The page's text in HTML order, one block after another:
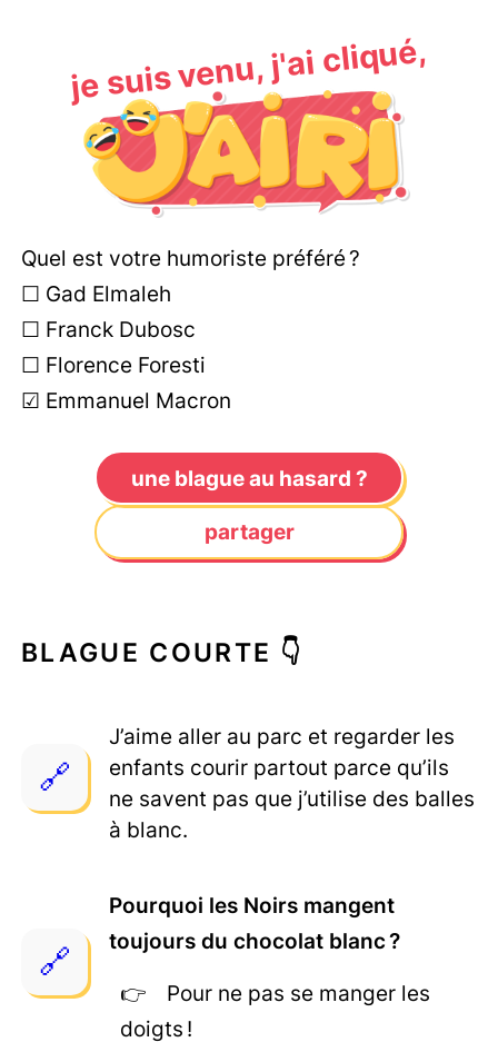
je suis venu, j'ai cliqué,
Quel est votre humoriste préféré ?
☐ Gad Elmaleh
☐ Franck Dubosc
☐ Florence Foresti
☑ Emmanuel Macron
une blague au hasard ?
partager
BLAGUE COURTE 👇
J’aime aller au parc et regarder les
enfants courir partout parce qu’ils
ne savent pas que j’utilise des balles
à blanc.
Pourquoi les Noirs mangent
toujours du chocolat blanc ?
Pour ne pas se manger les
doigts !